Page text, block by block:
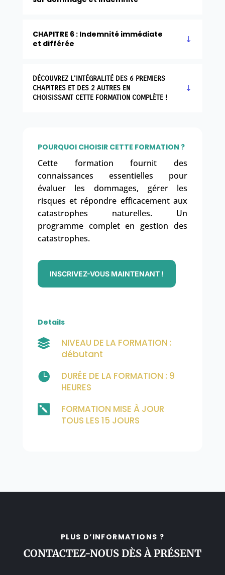
CHAPITRE 6 : Indemnité immédiate
et différée
DÉCOUVREZ L'INTÉGRALITÉ DES 6 PREMIERS
CHAPITRES ET DES 2 AUTRES EN
CHOISISSANT CETTE FORMATION COMPLÈTE !
POURQUOI CHOISIR CETTE FORMATION ?
Cette formation fournit des
connaissances essentielles pour
évaluer les dommages, gérer les
risques et répondre efficacement aux
catastrophes naturelles. Un
programme complet en gestion des
catastrophes.
INSCRIVEZ-VOUS MAINTENANT !
Details

NIVEAU DE LA FORMATION :
débutant

DURÉE DE LA FORMATION : 9
HEURES

FORMATION MISE À JOUR
TOUS LES 15 JOURS
PLUS D’INFORMATIONS ?
CONTACTEZ-NOUS DÈS À PRÉSENT